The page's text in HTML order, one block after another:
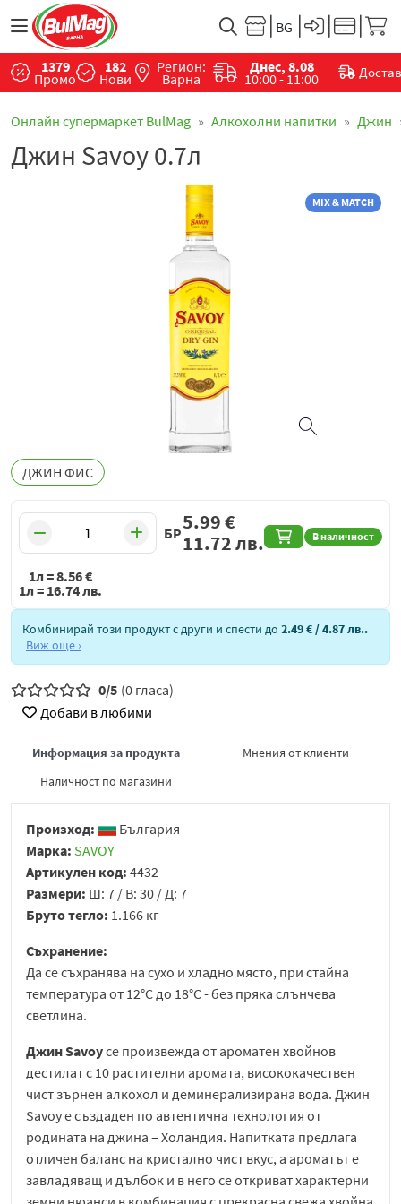
1379
Промо
182
Нови
Регион:
Варна
Днес, 8.08
10:00 - 11:00
Онлайн супермаркет BulMag Алкохолни напитки Джин
Джин Savoy 0.7л
MIX & MATCH
ДЖИН ФИС
БР В наличност
5.99€
11.72лв.
1л =8.56€
1л = 16.74лв.
Комбинирай този продукт с други и спести до 2.49 €/ 4.87 лв..
Виж още ›
0/5 (0 гласа)
Добави в любими
Информация за продукта
Мнения от клиенти
Наличност по магазини
Произход:
България
Марка: SAVOY
Артикулен код: 4432
Размери: Ш: 7 / В: 30 / Д: 7
Бруто тегло: 1.166 кг
Съхранение:
Да се съхранява на сухо и хладно място, при стайна
температура от 12°C до 18°C - без пряка слънчева
светлина.
Джин Savoyсе произвежда от ароматен хвойнов
дестилат с 10 растителни аромата, висококачествен
чист зърнен алкохол и деминерализирана вода. Джин
Savoy е създаден по автентична технология от
родината на джина – Холандия. Напитката предлага
отличен баланс на кристално чист вкус, а ароматът е
завладяващ и дълбок и в него се откриват характерни